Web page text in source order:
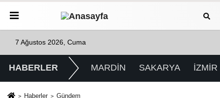
7 Ağustos 2026, Cuma
HABERLER MARDİN SAKARYA İZMİR
Haberler Gündem